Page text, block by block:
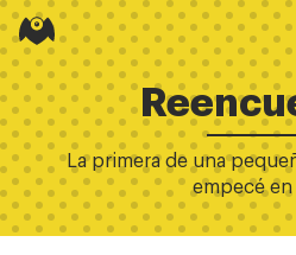
La primera de una
empecé en